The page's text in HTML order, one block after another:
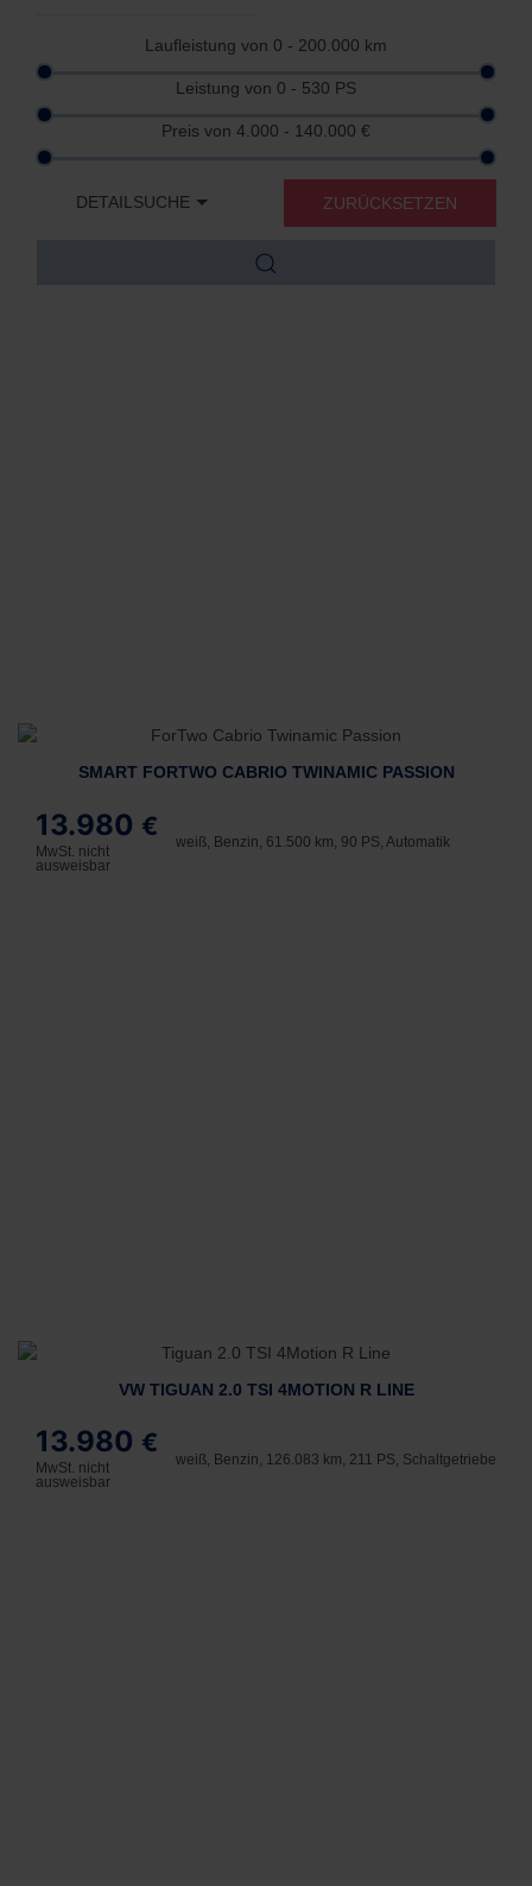
Laufleistung von 0 - 200.000 km
Leistung von 0 - 530 PS
Preis von 4.000 - 140.000 €
DETAILSUCHE ZURÜCKSETZEN
SMART FORTWO CABRIO TWINAMIC PASSION
13.980 €
MwSt. nicht
ausweisbar
weiß, Benzin, 61.500 km, 90 PS, Automatik
VW TIGUAN 2.0 TSI 4MOTION R LINE
13.980 €
MwSt. nicht
ausweisbar
weiß, Benzin, 126.083 km, 211 PS, Schaltgetriebe